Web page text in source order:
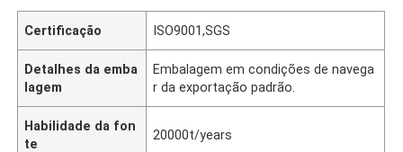
Certificação ISO9001,SGS
Detalhes da emba
lagem
Embalagem em condições de navega
r da exportação padrão.
Habilidade da fon
te
20000t/years